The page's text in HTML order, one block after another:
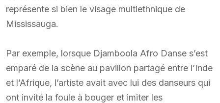
représente si bien le visage multiethnique de
Mississauga.
Par exemple, lorsque Djamboola Afro Danse s’est
emparé de la scène au pavillon partagé entre l’Inde
et l’Afrique, l’artiste avait avec lui des danseurs qui
ont invité la foule à bouger et imiter les